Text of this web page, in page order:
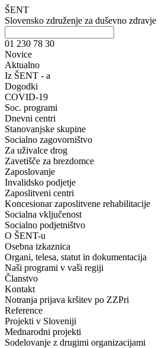
ŠENT
Slovensko združenje za duševno zdravje
01 230 78 30
Novice
Aktualno
Iz ŠENT - a
Dogodki
COVID-19
Soc. programi
Dnevni centri
Stanovanjske skupine
Socialno zagovorništvo
Za uživalce drog
Zavetišče za brezdomce
Zaposlovanje
Invalidsko podjetje
Zaposlitveni centri
Koncesionar zaposlitvene rehabilitacije
Socialna vključenost
Socialno podjetništvo
O ŠENT-u
Osebna izkaznica
Organi, telesa, statut in dokumentacija
Naši programi v vaši regiji
Članstvo
Kontakt
Notranja prijava kršitev po ZZPri
Reference
Projekti v Sloveniji
Mednarodni projekti
Sodelovanje z drugimi organizacijami